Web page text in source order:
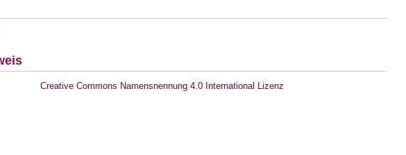
Creative Commons Namensnennung 4.0 International Lizenz